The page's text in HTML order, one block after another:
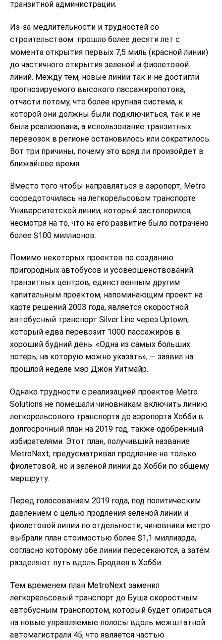
транзитной администрации.
Из-за медлительности и трудностей со
строительством прошло более десяти лет с
момента открытия первых 7,5 миль (красной линии)
до частичного открытия зеленой и фиолетовой
линий. Между тем, новые линии так и не достигли
прогнозируемого высокого пассажиропотока,
отчасти потому, что более крупная система, к
которой они должны были подключиться, так и не
была реализована, а использование транзитных
перевозок в регионе остановилось или сократилось.
Вот три причины, почему это вряд ли произойдет в
ближайшее время.
Вместо того чтобы направляться в аэропорт, Metro
сосредоточилась на легкорельсовом транспорте
Университетской линии, который застопорился,
несмотря на то, что на его развитие было потрачено
более $100 миллионов.
Помимо некоторых проектов по созданию
пригородных автобусов и усовершенствований
транзитных центров, единственным другим
капитальным проектом, напоминающим проект на
карте решений 2003 года, является скоростной
автобусный транспорт Silver Line через Uptown,
который едва перевозит 1000 пассажиров в
хороший будний день. «Одна из самых больших
потерь, на которую можно указать», — заявил на
прошлой неделе мэр Джон Уитмайр.
Однако трудности с реализацией проектов Metro
Solutions не помешали чиновникам включить линию
легкорельсового транспорта до аэропорта Хобби в
долгосрочный план на 2019 год, также одобренный
избирателями. Этот план, получивший название
MetroNext, предусматривал продление не только
фиолетовой, но и зеленой линии до Хобби по общему
маршруту.
Перед голосованием 2019 года, под политическим
давлением с целью продления зеленой линии и
фиолетовой линии по отдельности, чиновники метро
выбрали план стоимостью более $1,1 миллиарда,
согласно которому обе линии пересекаются, а затем
разделяют путь вдоль Бродвея в Хобби.
Тем временем план MetroNext заменил
легкорельсовый транспорт до Буша скоростным
автобусным транспортом, который будет опираться
на новые управляемые полосы вдоль межштатной
автомагистрали 45, что является частью